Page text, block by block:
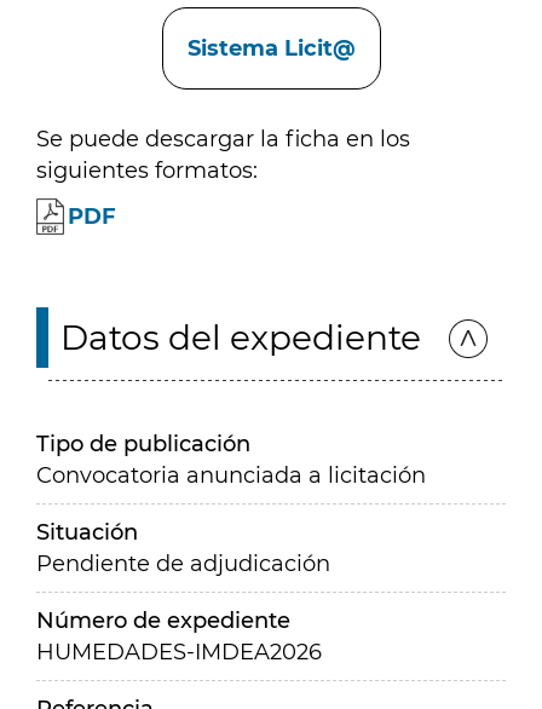
Sistema Licit@
Se puede descargar la ficha en los
siguientes formatos:
PDF
Datos del expediente
Tipo de publicación
Convocatoria anunciada a licitación
Situación
Pendiente de adjudicación
Número de expediente
HUMEDADES-IMDEA2026